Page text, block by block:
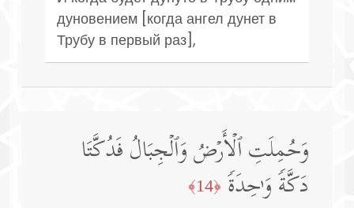
дуновением [когда ангел дунет в
Трубу в первый раз],
وَحُمِلَتِ ٱلۡأَرۡضُ وَٱلۡجِبَالُ فَدُكَّتَا
دَكَّةࣰ وَ ٰ⁠حِدَةࣰ ﴿14﴾